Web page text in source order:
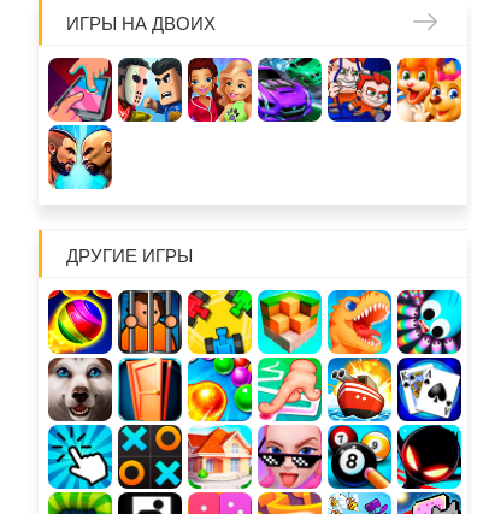
ИГРЫ НА ДВОИХ
ДРУГИЕ ИГРЫ